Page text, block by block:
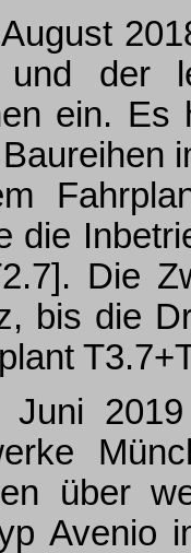
und der
ein. Es
die
Die
bis die
2019
über
Avenio